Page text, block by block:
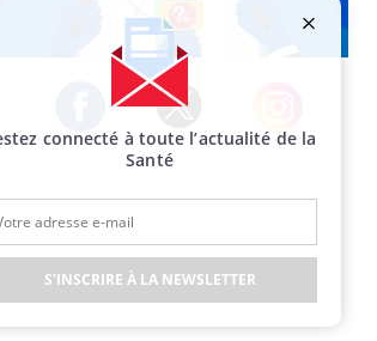
Facebook Twitter Instagram
connecté à toute l’actualité de la
Santé
S'INSCRIRE À LA NEWSLETTER